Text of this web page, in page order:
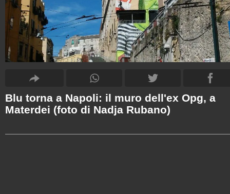
Blu torna a Napoli: il muro dell'ex Opg, a
Materdei (foto di Nadja Rubano)